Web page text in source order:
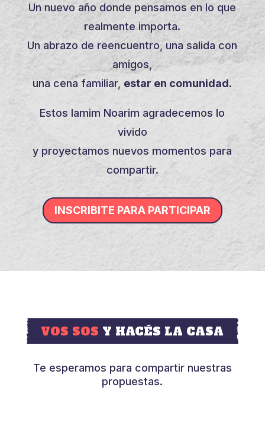
Un nuevo año donde pensamos en lo que
realmente importa.
Un abrazo de reencuentro, una salida con
amigos,
una cena familiar, estar en comunidad.
Estos Iamim Noarim agradecemos lo
vivido
y proyectamos nuevos momentos para
compartir.
INSCRIBITE PARA PARTICIPAR
VOS SOS Y HACÉS LA CASA
Te esperamos para compartir nuestras
propuestas.